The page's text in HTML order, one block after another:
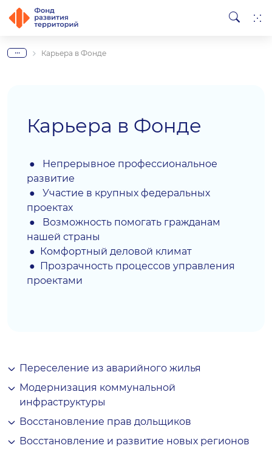
... Карьера в Фонде
Карьера в Фонде
● Непрерывное профессиональное
развитие
● Участие в крупных федеральных
проектах
● Возможность помогать гражданам
нашей страны
● Комфортный деловой климат
● Прозрачность процессов управления
проектами
Переселение из аварийного жилья
Модернизация коммунальной
инфраструктуры
Восстановление прав дольщиков
Восстановление и развитие новых регионов